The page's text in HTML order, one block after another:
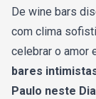
De wine bars
com clima
celebrar o amor
bares
Paulo neste